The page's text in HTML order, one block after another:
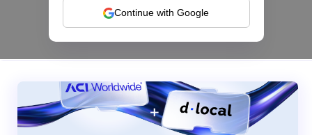
Continue with Google